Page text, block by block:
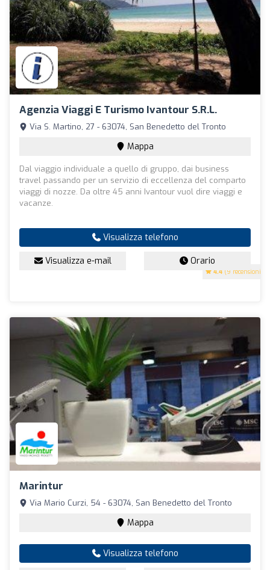
Agenzia Viaggi E Turismo Ivantour S.R.L.
4.4 (9 recensioni)
Via S. Martino, 27 - 63074, San Benedetto del Tronto
Mappa
Dal viaggio individuale a quello di gruppo, dai business
travel passando per un servizio di eccellenza del comparto
viaggi di nozze. Da oltre 45 anni Ivantour vuol dire viaggi e
vacanze.
Visualizza telefono
Visualizza e-mail Orario
Marintur
Via Mario Curzi, 54 - 63074, San Benedetto del Tronto
Mappa
Visualizza telefono